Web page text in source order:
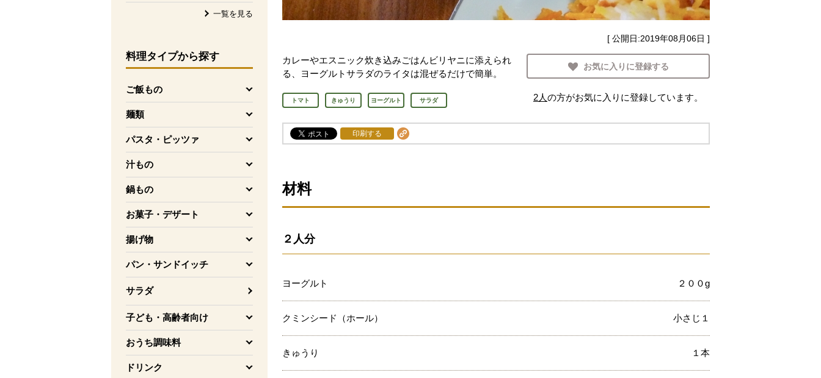
一覧を見る
料理タイプから探す
ご飯もの
を開く
麺類
を開く
パスタ・ピッツァ
を開く
汁もの
を開く
鍋もの
を開く
お菓子・デザート
を開く
揚げ物
を開く
パン・サンドイッチ
を開く
サラダ
子ども・高齢者向け
を開く
おうち調味料
を開く
ドリンク
を開く
[ 公開日:2019年08月06日 ]
カレーやエスニック炊き込みごはんビリヤニに添えられ
る、ヨーグルトサラダのライタは混ぜるだけで簡単。
トマト きゅうり ヨーグルト サラダ
お気に入りに登録する
2人の方がお気に入りに登録しています。
印刷する
材料
２人分
ヨーグルト ２００g
クミンシード（ホール） 小さじ１
きゅうり １本